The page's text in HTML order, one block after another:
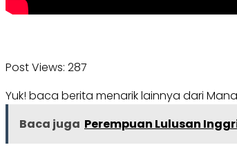
Post Views: 287
Yuk! baca berita menarik lainnya dari
Baca juga Perempuan Lulusan